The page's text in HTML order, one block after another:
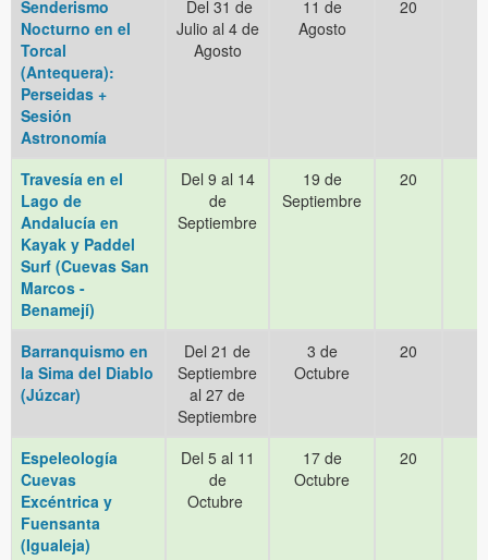
Senderismo
Nocturno en el
Torcal
(Antequera):
Perseidas +
Sesión
Astronomía
Del 31 de
Julio al 4 de
Agosto
11 de
Agosto
20
Travesía en el
Lago de
Andalucía en
Kayak y Paddel
Surf (Cuevas San
Marcos -
Benamejí)
Del 9 al 14
de
Septiembre
19 de
Septiembre
20
Barranquismo en
la Sima del Diablo
(Júzcar)
Del 21 de
Septiembre
al 27 de
Septiembre
3 de
Octubre
20
Espeleología
Cuevas
Excéntrica y
Fuensanta
(Igualeja)
Del 5 al 11
de
Octubre
17 de
Octubre
20